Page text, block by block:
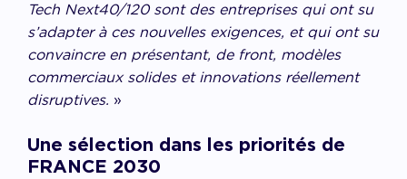
Tech Next40/120 sont des entreprises qui ont su
s’adapter à ces nouvelles exigences, et qui ont su
convaincre en présentant, de front, modèles
commerciaux solides et innovations réellement
disruptives. »
Une sélection dans les priorités de
FRANCE 2030